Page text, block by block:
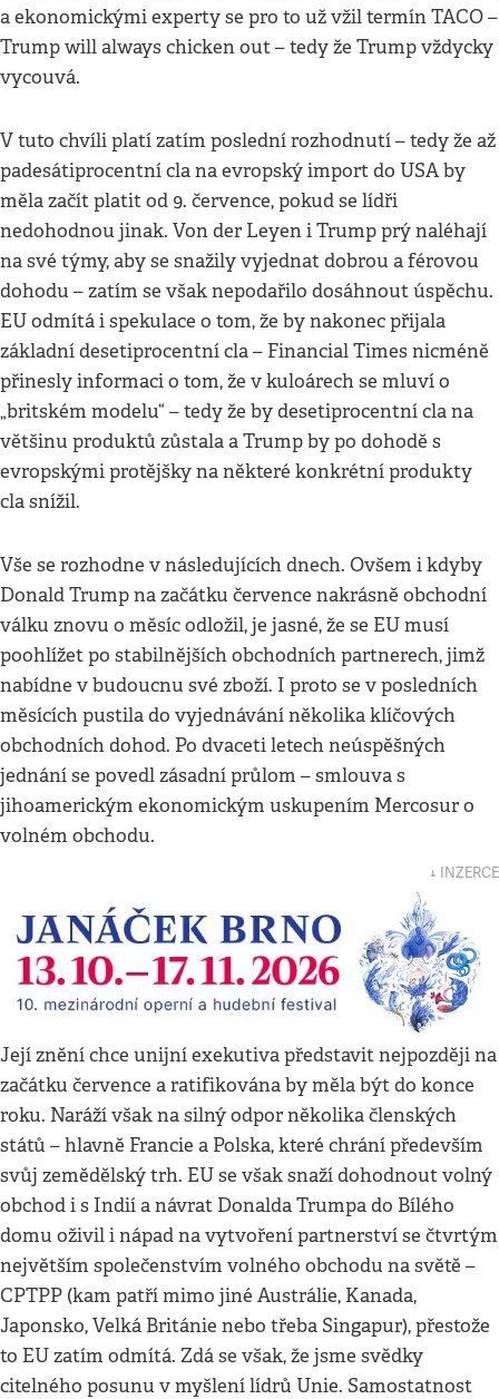
a ekonomickými experty se pro to už vžil termín TACO –
Trump will always chicken out – tedy že Trump vždycky
vycouvá.
V tuto chvíli platí zatím poslední rozhodnutí – tedy že až
padesátiprocentní cla na evropský import do USA by
měla začít platit od 9. července, pokud se lídři
nedohodnou jinak. Von der Leyen i Trump prý naléhají
na své týmy, aby se snažily vyjednat dobrou a férovou
dohodu – zatím se však nepodařilo dosáhnout úspěchu.
EU odmítá i spekulace o tom, že by nakonec přijala
základní desetiprocentní cla – Financial Times nicméně
přinesly informaci o tom, že v kuloárech se mluví o
„britském modelu“ – tedy že by desetiprocentní cla na
většinu produktů zůstala a Trump by po dohodě s
evropskými protějšky na některé konkrétní produkty
cla snížil.
Vše se rozhodne v následujících dnech. Ovšem i kdyby
Donald Trump na začátku července nakrásně obchodní
válku znovu o měsíc odložil, je jasné, že se EU musí
poohlížet po stabilnějších obchodních partnerech, jimž
nabídne v budoucnu své zboží. I proto se v posledních
měsících pustila do vyjednávání několika klíčových
obchodních dohod. Po dvaceti letech neúspěšných
jednání se povedl zásadní průlom – smlouva s
jihoamerickým ekonomickým uskupením Mercosur o
volném obchodu.
↓ INZERCE
Její znění chce unijní exekutiva představit nejpozději na
začátku července a ratifikována by měla být do konce
roku. Naráží však na silný odpor několika členských
států – hlavně Francie a Polska, které chrání především
svůj zemědělský trh. EU se však snaží dohodnout volný
obchod i s Indií a návrat Donalda Trumpa do Bílého
domu oživil i nápad na vytvoření partnerství se čtvrtým
největším společenstvím volného obchodu na světě –
CPTPP (kam patří mimo jiné Austrálie, Kanada,
Japonsko, Velká Británie nebo třeba Singapur), přestože
to EU zatím odmítá. Zdá se však, že jsme svědky
citelného posunu v myšlení lídrů Unie. Samostatnost